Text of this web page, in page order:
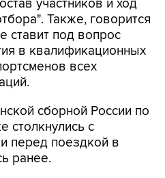
участников и ход
Также, говорится
ставит под вопрос
в квалификационных
всех
сборной России по
столкнулись с
перед поездкой в
ранее.